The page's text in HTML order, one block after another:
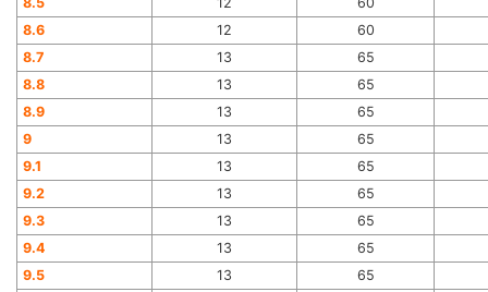
8.6
12
60
8.7
13
65
8.8
13
65
8.9
13
65
9
13
65
9.1
13
65
9.2
13
65
9.3
13
65
9.4
13
65
9.5
13
65